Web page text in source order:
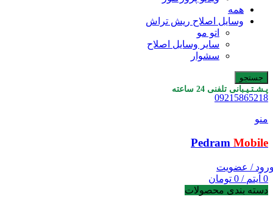
همه
وسایل اصلاح ریش تراش
اتو مو
سایر وسایل اصلاح
سشوار
جستجو
پـشـتـیـبانی تلفنی 24 ساعته
09215865218
منو
Pedram Mobile
/ عضویت
0 آیتم /
0 تومان
دسته بندی محصولات